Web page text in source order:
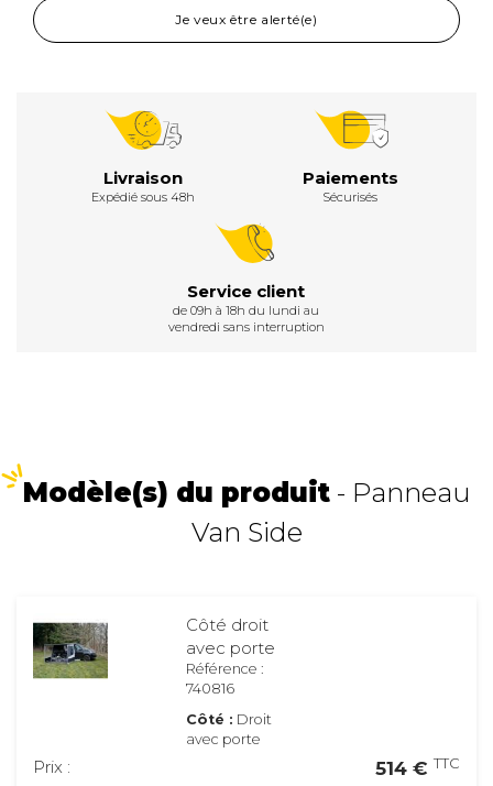
Je veux être alerté(e)
Livraison
Expédié sous 48h
Paiements
Sécurisés
Service client
de 09h à 18h du lundi au
vendredi sans interruption
Modèle(s) du produit- Panneau
Van Side
Côté droit
avec porte
Référence :
740816
Côté : Droit
avec porte
Prix : 514 € TTC